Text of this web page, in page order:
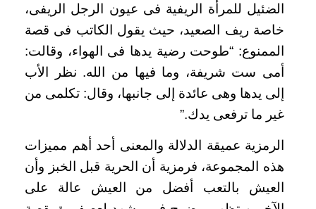
الضئيل للمرأة الريفية فى عيون الرجل الريفى،
خاصة ريف الصعيد، حيث يقول الكاتب فى قصة
الممنوع: “طوحت رضية يدها فى الهواء، وقالت:
أمى ست شريفة، وما فيها من الله. نظر الأب
إلى يدها وهى عائدة إلى جانبها، وقال: تكلمى من
غير ما ترفعى يدك.”
الرمزية عميقة الدلالة والمعنى أحد أهم مميزات
هذه المجموعة، فرمزية أن الحرية قبل الخبز وأن
العيش بالتعب أفضل من العيش عالة على